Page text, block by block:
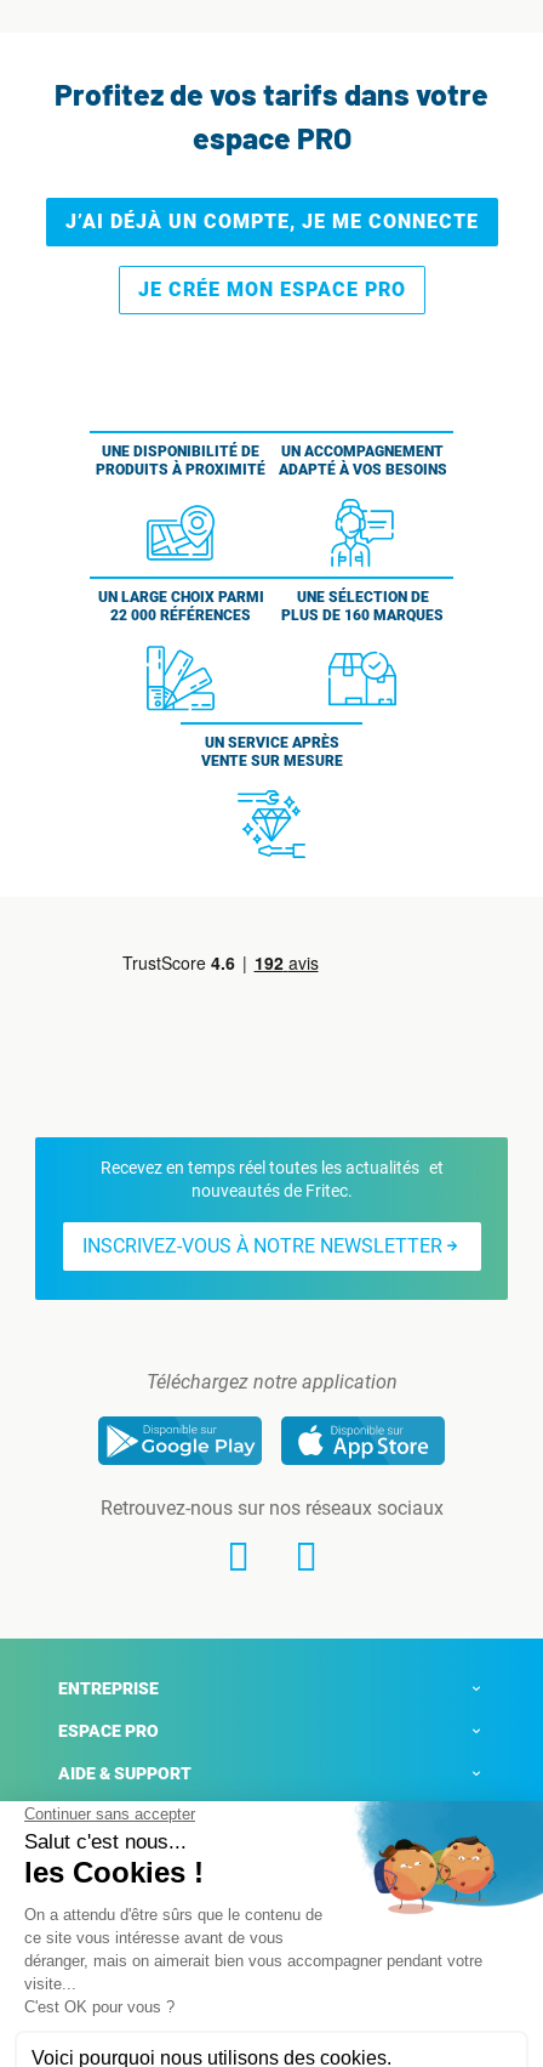
Profitez de vos tarifs dans votre
espace PRO
J’AI DÉJÀ UN COMPTE, JE ME CONNECTE
JE CRÉE MON ESPACE PRO
UNE DISPONIBILITÉ DE
PRODUITS À PROXIMITÉ
UN ACCOMPAGNEMENT
ADAPTÉ À VOS BESOINS
UN LARGE CHOIX PARMI
22 000 RÉFÉRENCES
UNE SÉLECTION DE
PLUS DE 160 MARQUES
UN SERVICE APRÈS
VENTE SUR MESURE
Recevez en temps réel toutes les actualités et
nouveautés de Fritec.
INSCRIVEZ-VOUS À NOTRE NEWSLETTER
Téléchargez notre application
Retrouvez-nous sur nos réseaux sociaux
ENTREPRISE
ESPACE PRO
AIDE & SUPPORT
ACTUALITÉS
Mentions légales